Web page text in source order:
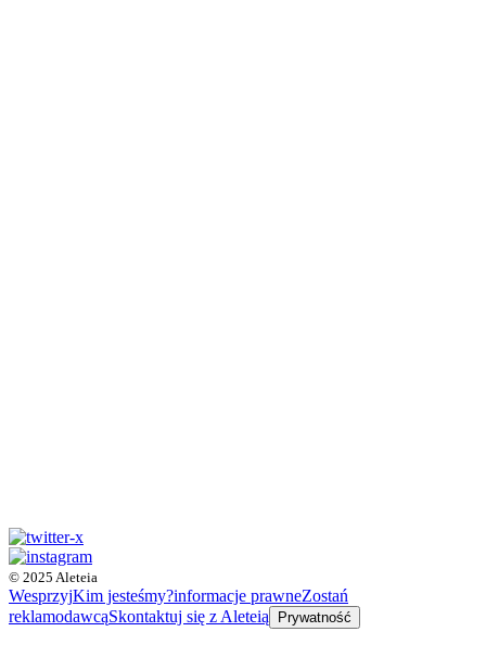
© 2025 Aleteia
WesprzyjKim jesteśmy?informacje prawneZostań
reklamodawcąSkontaktuj się z Aleteią Prywatność